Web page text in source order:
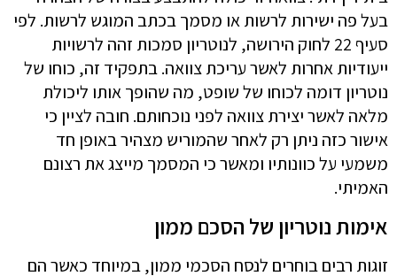
בעל פה ישירות לרשות או מסמך בכתב המוגש לרשות. לפי
סעיף 22 לחוק הירושה, לנוטריון סמכות זהה לרשויות
ייעודיות אחרות לאשר עריכת צוואה. בתפקיד זה, כוחו של
נוטריון דומה לכוחו של שופט, מה שהופך אותו ליכולת
מלאה לאשר יצירת צוואה לפני נוכחותם. חובה לציין כי
אישור כזה ניתן רק לאחר שהמוריש מצהיר באופן חד
משמעי על כוונותיו ומאשר כי המסמך מייצג את רצונם
האמיתי.
אימות נוטריון של הסכם ממון
זוגות רבים בוחרים לנסח הסכמי ממון, במיוחד כאשר הם